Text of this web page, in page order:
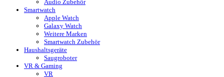
Audio Zubehör
Smartwatch
Apple Watch
Galaxy Watch
Weitere Marken
Smartwatch Zubehör
Haushaltsgeräte
Saugroboter
VR & Gaming
VR